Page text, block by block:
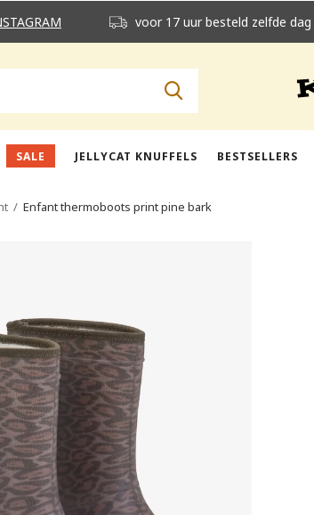
SALE JELLYCAT KNUFFELS BESTSELLERS
voor 17 uur besteld zelfde
Enfant thermoboots print pine bark